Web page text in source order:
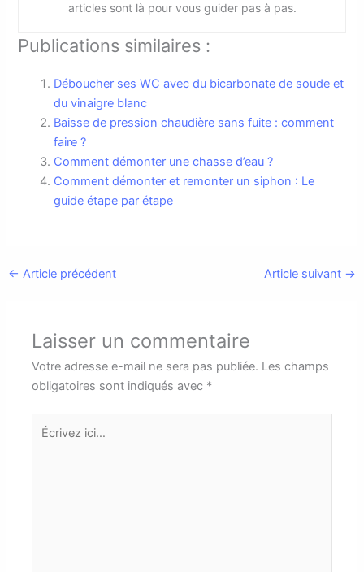
articles sont là pour vous guider pas à pas.
Publications similaires :
Déboucher ses WC avec du bicarbonate de soude et
du vinaigre blanc
Baisse de pression chaudière sans fuite : comment
faire ?
Comment démonter une chasse d’eau ?
Comment démonter et remonter un siphon : Le
guide étape par étape
← Article précédent Article suivant →
Laisser un commentaire
Votre adresse e-mail ne sera pas publiée. Les champs
obligatoires sont indiqués avec *
Écrivez
ici…